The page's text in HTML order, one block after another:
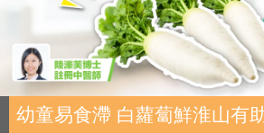
幼童易食滯 白蘿蔔鮮淮山有